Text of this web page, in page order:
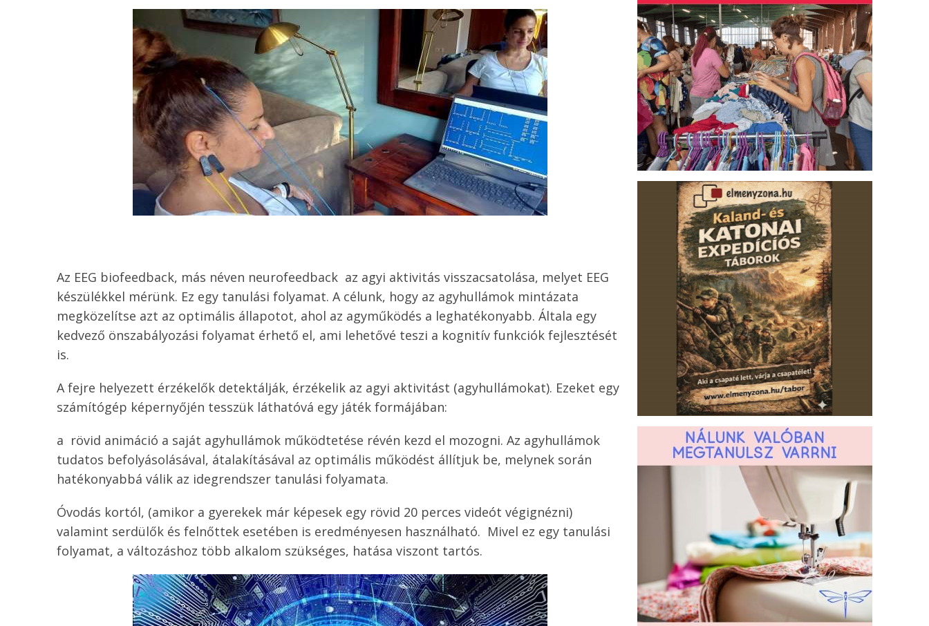
Az EEG biofeedback, más néven neurofeedback az agyi aktivitás visszacsatolása, melyet EEG
készülékkel mérünk. Ez egy tanulási folyamat. A célunk, hogy az agyhullámok mintázata
megközelítse azt az optimális állapotot, ahol az agyműködés a leghatékonyabb. Általa egy
kedvező önszabályozási folyamat érhető el, ami lehetővé teszi a kognitív funkciók fejlesztését
is.
A fejre helyezett érzékelők detektálják, érzékelik az agyi aktivitást (agyhullámokat). Ezeket egy
számítógép képernyőjén tesszük láthatóvá egy játék formájában:
a rövid animáció a saját agyhullámok működtetése révén kezd el mozogni. Az agyhullámok
tudatos befolyásolásával, átalakításával az optimális működést állítjuk be, melynek során
hatékonyabbá válik az idegrendszer tanulási folyamata.
Óvodás kortól, (amikor a gyerekek már képesek egy rövid 20 perces videót végignézni)
valamint serdülők és felnőttek esetében is eredményesen használható. Mivel ez egy tanulási
folyamat, a változáshoz több alkalom szükséges, hatása viszont tartós.